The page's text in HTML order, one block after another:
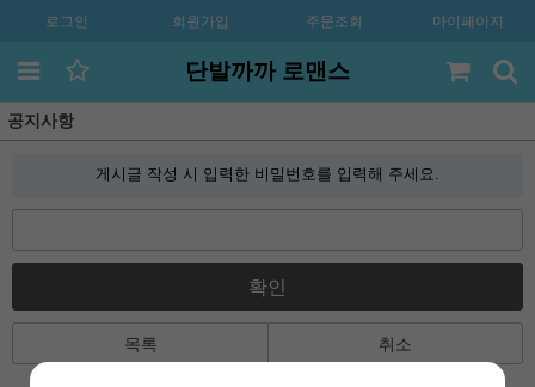
로그인 회원가입 주문조회 마이페이지
단발까까 로맨스
공지사항
게시글 작성 시 입력한 비밀번호를 입력해 주세요.
확인
목록 취소